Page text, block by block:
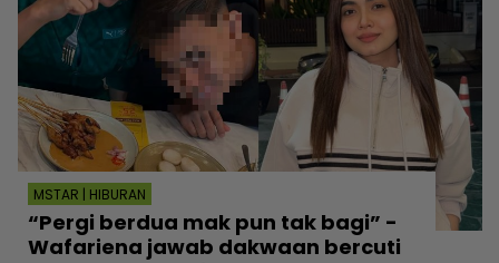
MSTAR | HIBURAN
“Pergi berdua mak pun tak bagi” -
Wafariena jawab dakwaan bercuti